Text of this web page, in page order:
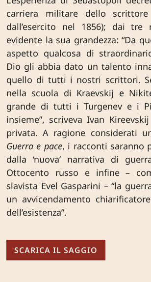
carriera militare dello
dall’esercito nel 1856); dai tre
evidente la sua grandezza: “Da
aspetto qualcosa di
Dio gli abbia dato un talento
quello di tutti i nostri scrittori.
nella scuola di Kraevskij e
grande di tutti i Turgenev e i
insieme”, scriveva Ivan
privata. A ragione considerati
Guerra e pace, i racconti saranno
dalla ‘nuova’ narrativa di
Ottocento russo e infine –
slavista Evel Gasparini – “la
un avvicendamento
dell’esistenza”.
SCARICA IL SAGGIO